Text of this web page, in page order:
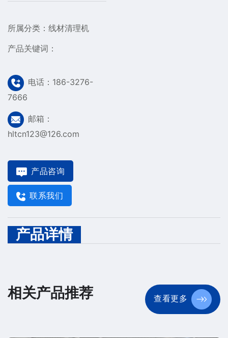
所属分类： 线材清理机
产品关键词：
电话：186-3276-
7666
邮箱：
hltcn123@126.com
产品咨询
联系我们
产品详情
相关产品推荐 查看更多